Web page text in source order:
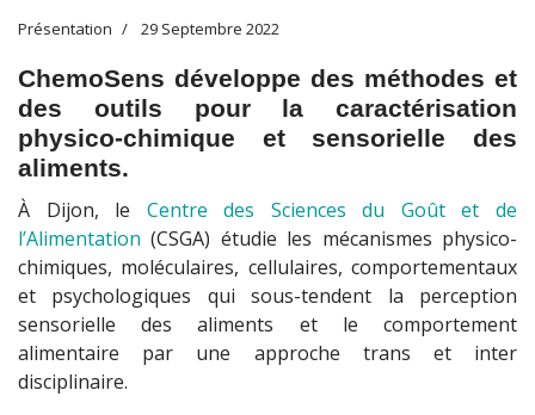
Présentation 29 Septembre 2022
ChemoSens développe des méthodes et
des outils pour la caractérisation
physico-chimique et sensorielle des
aliments.
À Dijon, le Centre des Sciences du Goût et de
l’Alimentation(CSGA) étudie les mécanismes physico-
chimiques, moléculaires, cellulaires, comportementaux
et psychologiques qui sous-tendent la perception
sensorielle des aliments et le comportement
alimentaire par une approche trans et inter
disciplinaire.